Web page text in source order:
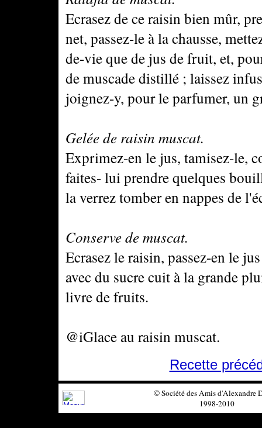
Ecrasez de ce raisin bien mûr,
net, passez-le à la chausse,
de-vie que de jus de fruit, et,
de muscade distillé ; laissez
joignez-y, pour le parfumer, un
Gelée de raisin muscat.
Exprimez-en le jus, tamisez-le,
faites- lui prendre quelques
la verrez tomber en nappes de
Conserve de muscat.
Ecrasez le raisin, passez-en le
avec du sucre cuit à la grande
livre de fruits.
@iGlace au raisin muscat.
Recette
© Société des Amis d'Alexandre
1998-2010